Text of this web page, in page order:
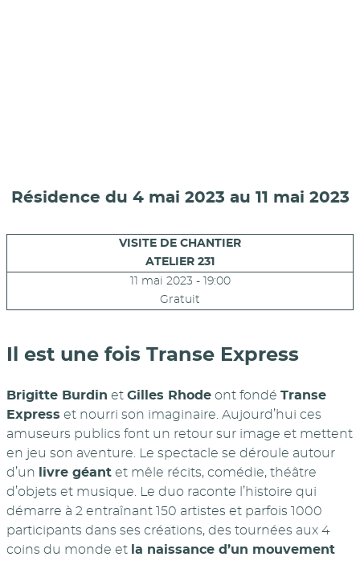
Résidence du 4 mai 2023 au 11 mai 2023
VISITE DE CHANTIER
ATELIER 231
11 mai 2023 - 19:00
Gratuit
Il est une fois Transe Express
Brigitte Burdin et Gilles Rhode ont fondé Transe
Express et nourri son imaginaire. Aujourd’hui ces
amuseurs publics font un retour sur image et mettent
en jeu son aventure. Le spectacle se déroule autour
d’un
livre géant et mêle récits, comédie, théâtre
d’objets et musique. Le duo raconte l’histoire qui
démarre à 2 entraînant 150 artistes et parfois 1000
participants dans ses créations, des tournées aux 4
coins du monde et la naissance d’un mouvement